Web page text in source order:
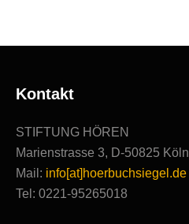
Kontakt
STIFTUNG HÖREN
Marienstrasse 3, D-50825 Köln
Mail: info[at]hoerbuchsiegel.de
Tel: 0221-95265018